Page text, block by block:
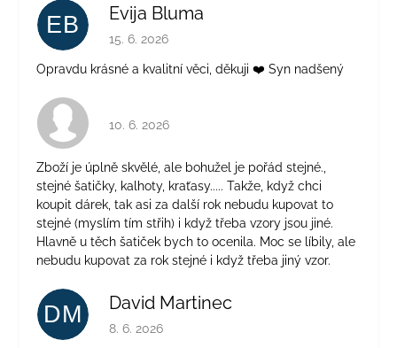
EB Evija Bluma
Hodnocení obchodu je 5 z 5 hvězdiček.
15. 6. 2026
Opravdu krásné a kvalitní věci, děkuji ❤️ Syn nadšený
Hodnocení obchodu je 4 z 5 hvězdiček.
10. 6. 2026
Zboží je úplně skvělé, ale bohužel je pořád stejné.,
stejné šatičky, kalhoty, kraťasy..... Takže, když chci
koupit dárek, tak asi za další rok nebudu kupovat to
stejné (myslím tím střih) i když třeba vzory jsou jiné.
Hlavně u těch šatiček bych to ocenila. Moc se líbily, ale
nebudu kupovat za rok stejné i když třeba jiný vzor.
DM David Martinec
Hodnocení obchodu je 5 z 5 hvězdiček.
8. 6. 2026